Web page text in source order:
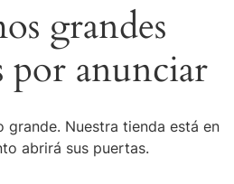
grandes
por anunciar
grande. Nuestra tienda está en
abrirá sus puertas.